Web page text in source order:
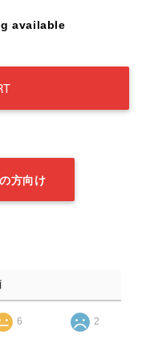
available
方向け
6 2